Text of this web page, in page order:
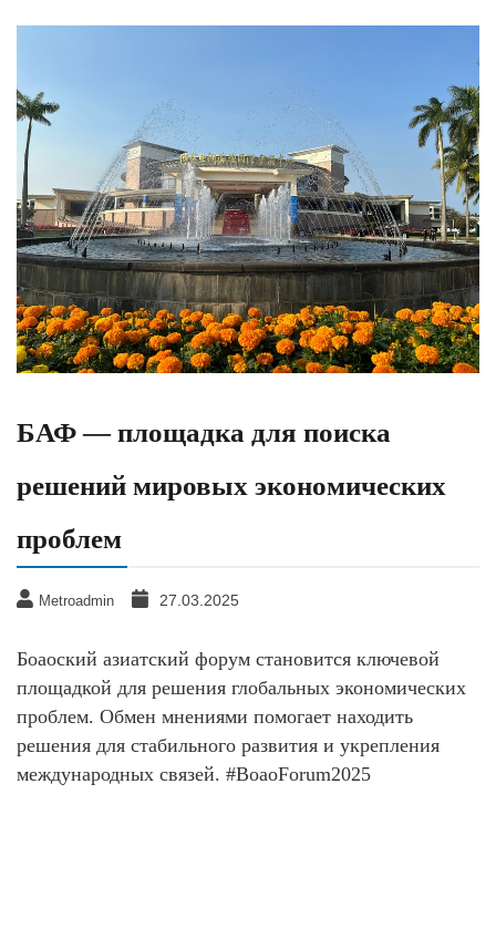
БАФ — площадка для поиска
решений мировых экономических
проблем
Metroadmin 27.03.2025
Боаоский азиатский форум становится ключевой
площадкой для решения глобальных экономических
проблем. Обмен мнениями помогает находить
решения для стабильного развития и укрепления
международных связей. #BoaoForum2025